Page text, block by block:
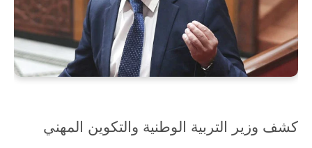
كشف وزير التربية الوطنية والتكوين المهني